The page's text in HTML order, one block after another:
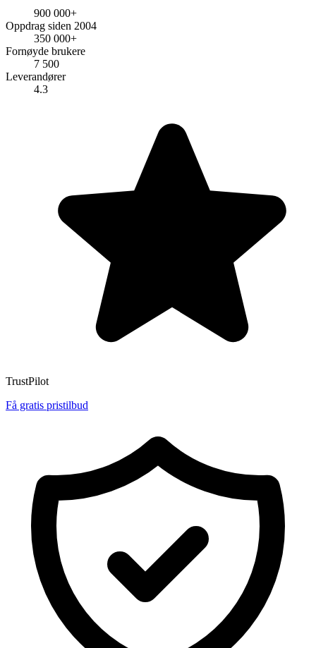
900 000+
Oppdrag siden 2004
350 000+
Fornøyde brukere
7 500
Leverandører
4.3
TrustPilot
Få gratis pristilbud